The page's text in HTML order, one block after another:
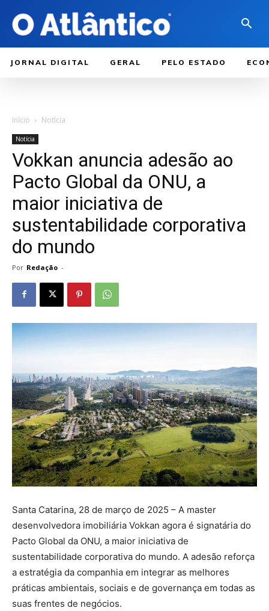
JORNAL DIGITAL GERAL PELO ESTADO
Início Notícia
Notícia
Vokkan anuncia adesão ao
Pacto Global da ONU, a
maior iniciativa de
sustentabilidade corporativa
do mundo
Por Redação -
Santa Catarina, 28 de março de 2025 – A master
desenvolvedora imobiliária Vokkan agora é signatária do
Pacto Global da ONU, a maior iniciativa de
sustentabilidade corporativa do mundo. A adesão reforça
a estratégia da companhia em integrar as melhores
práticas ambientais, sociais e de governança em todas as
suas frentes de negócios.